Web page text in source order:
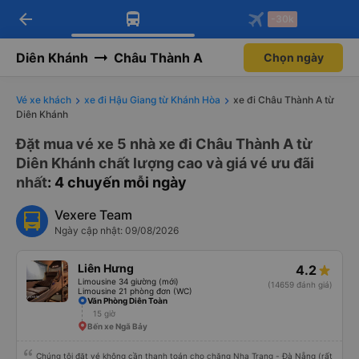
Tải app Vexere ngay!
Nhận ưu đãi thành viên độc
Mở app
Tải app Vexere
-30k/ghế khi đặt vé máy bay qua
Mở app
arrow_back -30k
Diên Khánh Châu Thành A Chọn ngày
Vé xe khách xe đi Hậu Giang từ Khánh Hòa
xe đi Châu Thành A từ
Diên Khánh
Đặt mua vé xe 5 nhà xe đi Châu Thành A từ
Diên Khánh chất lượng cao và giá vé ưu đãi
nhất: 4 chuyến mỗi ngày
Vexere Team
Ngày cập nhật: 09/08/2026
Liên Hưng
Limousine 34 giường (mới)
Limousine 21 phòng đơn (WC)
4.2
(14659 đánh giá)
Văn Phòng Diên Toàn
15 giờ
Bến xe Ngã Bảy
Chúng tôi đặt vé không cần thanh toán cho chặng Nha Trang - Đà Nẵng (rất